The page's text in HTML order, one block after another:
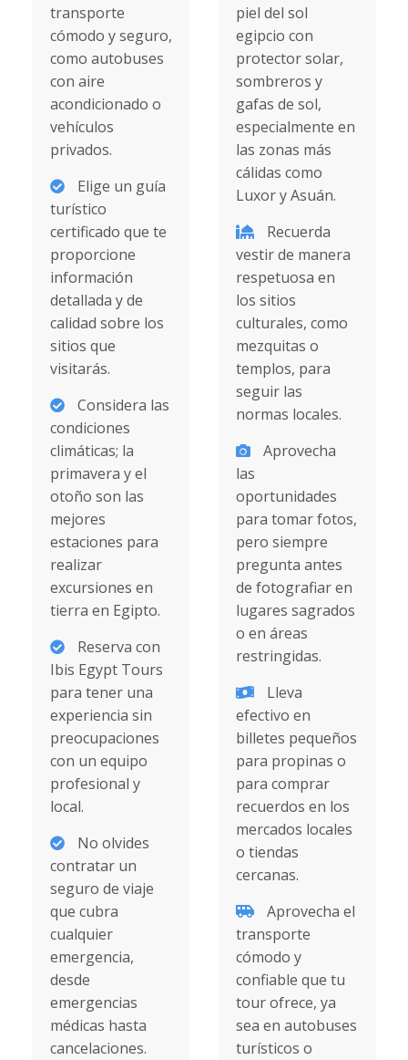
transporte
cómodo y seguro,
como autobuses
con aire
acondicionado o
vehículos
privados.
Elige un guía
turístico
certificado que te
proporcione
información
detallada y de
calidad sobre los
sitios que
visitarás.
Considera las
condiciones
climáticas; la
primavera y el
otoño son las
mejores
estaciones para
realizar
excursiones en
tierra en Egipto.
Reserva con
Ibis Egypt Tours
para tener una
experiencia sin
preocupaciones
con un equipo
profesional y
local.
No olvides
contratar un
seguro de viaje
que cubra
cualquier
emergencia,
desde
emergencias
médicas hasta
cancelaciones.
piel del sol
egipcio con
protector solar,
sombreros y
gafas de sol,
especialmente en
las zonas más
cálidas como
Luxor y Asuán.
Recuerda
vestir de manera
respetuosa en
los sitios
culturales, como
mezquitas o
templos, para
seguir las
normas locales.
Aprovecha
las
oportunidades
para tomar fotos,
pero siempre
pregunta antes
de fotografiar en
lugares sagrados
o en áreas
restringidas.
Lleva
efectivo en
billetes pequeños
para propinas o
para comprar
recuerdos en los
mercados locales
o tiendas
cercanas.
Aprovecha el
transporte
cómodo y
confiable que tu
tour ofrece, ya
sea en autobuses
turísticos o